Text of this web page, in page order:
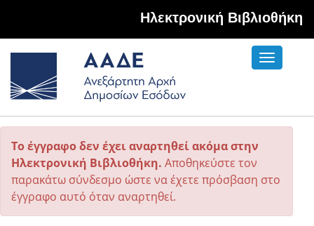
Hλεκτρονική Βιβλιοθήκη
Toggle
Το έγγραφο δεν έχει αναρτηθεί ακόμα στην
Ηλεκτρονική Βιβλιοθήκη. Αποθηκεύστε τον
παρακάτω σύνδεσμο ώστε να έχετε πρόσβαση στο
έγγραφο αυτό όταν αναρτηθεί.